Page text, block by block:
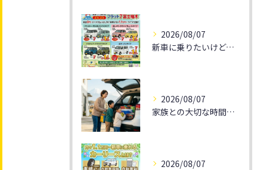
2026/08/07
新車に乗りたいけど、予算が気になる方へ朗報です！
2026/08/07
家族との大切な時間を🚗✨
2026/08/07